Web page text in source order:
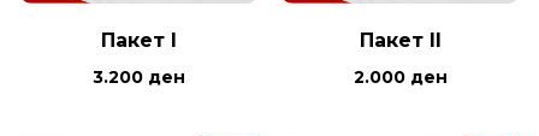
Пакет I
3.200 ден
Пакет II
2.000 ден